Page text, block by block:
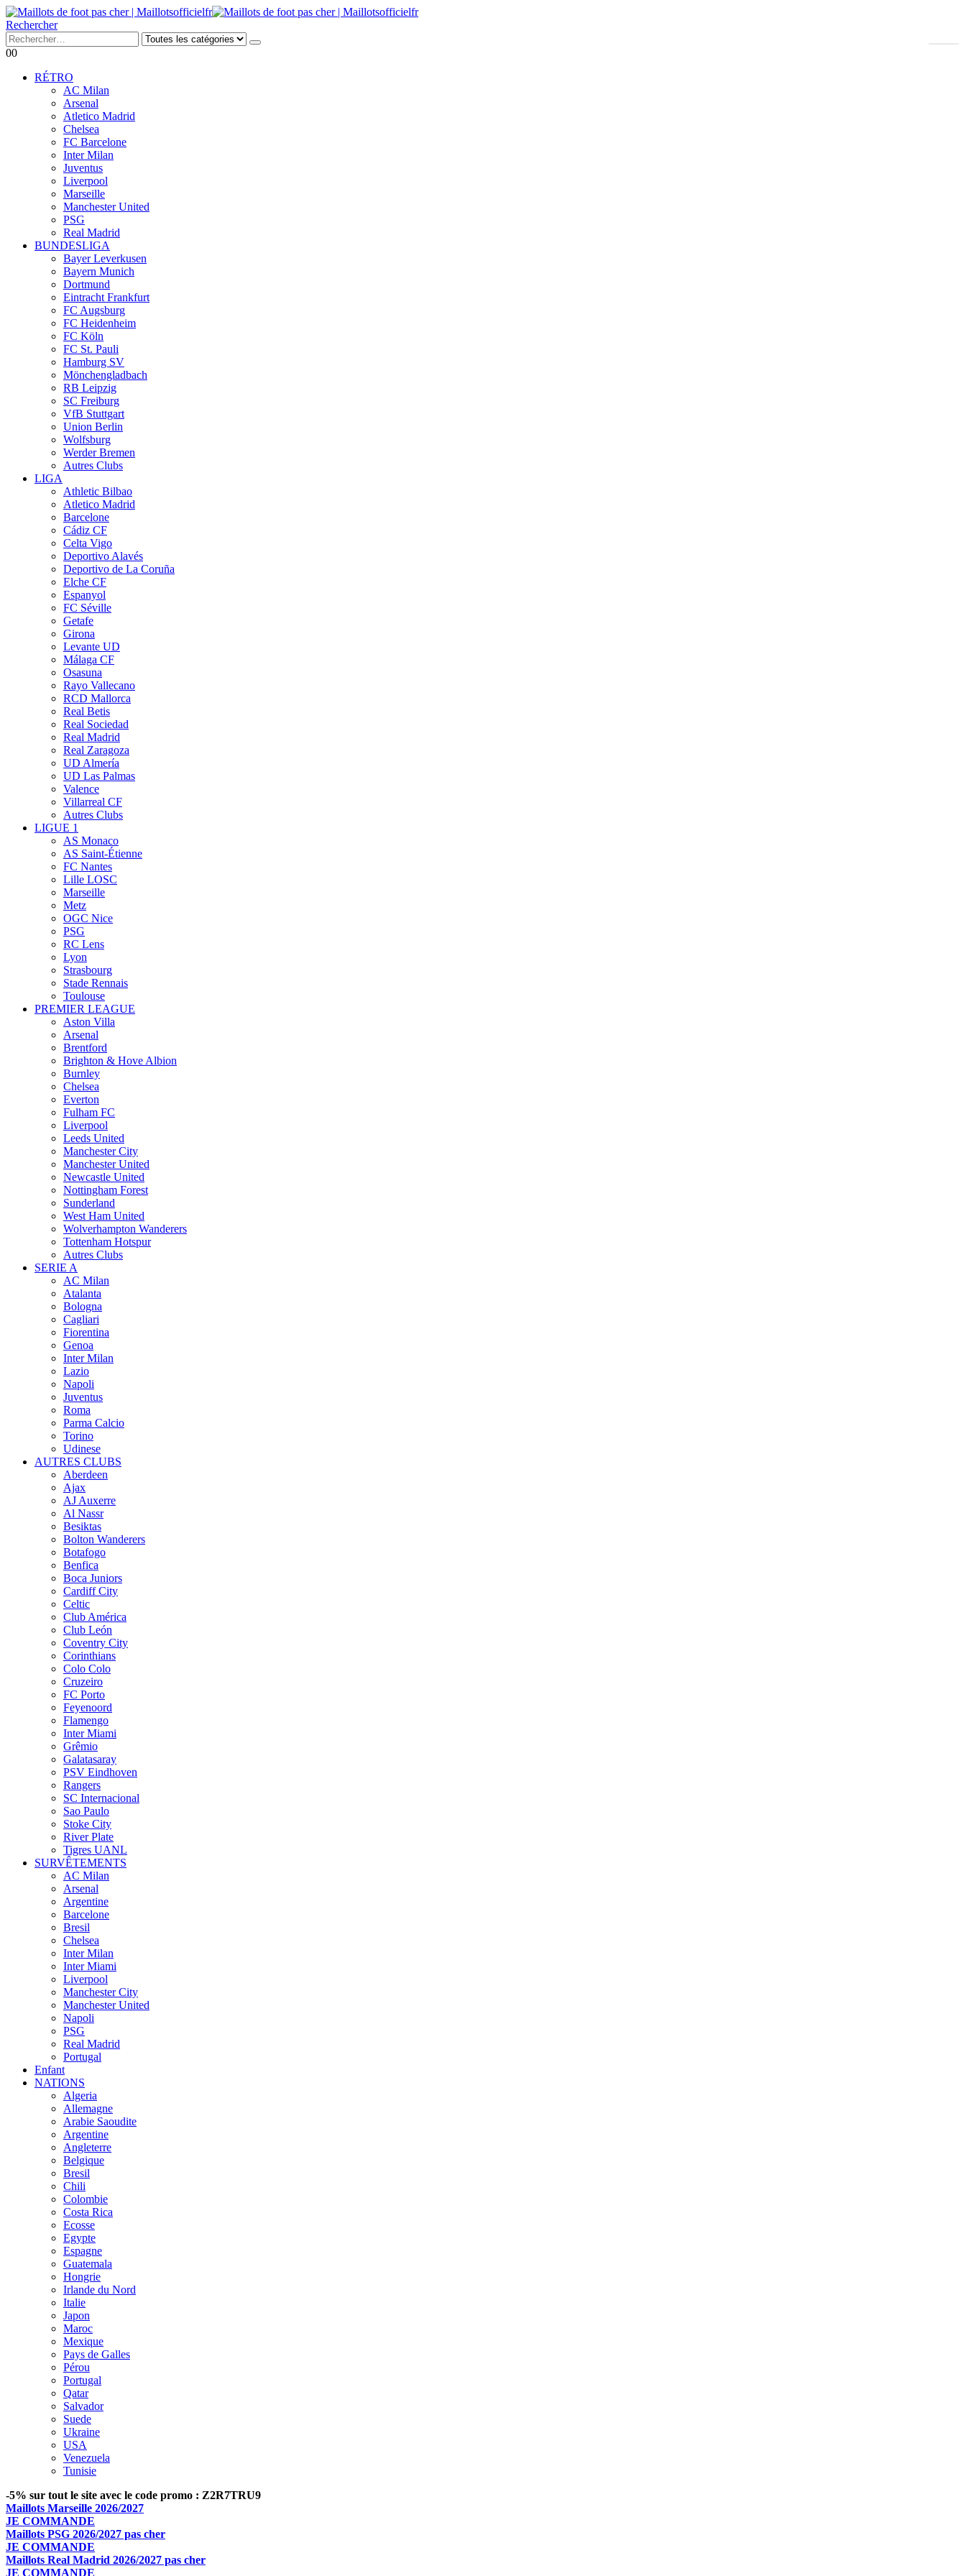
Rechercher
00
RÉTRO
AC Milan
Arsenal
Atletico Madrid
Chelsea
FC Barcelone
Inter Milan
Juventus
Liverpool
Marseille
Manchester United
PSG
Real Madrid
BUNDESLIGA
Bayer Leverkusen
Bayern Munich
Dortmund
Eintracht Frankfurt
FC Augsburg
FC Heidenheim
FC Köln
FC St. Pauli
Hamburg SV
Mönchengladbach
RB Leipzig
SC Freiburg
VfB Stuttgart
Union Berlin
Wolfsburg
Werder Bremen
Autres Clubs
LIGA
Athletic Bilbao
Atletico Madrid
Barcelone
Cádiz CF
Celta Vigo
Deportivo Alavés
Deportivo de La Coruña
Elche CF
Espanyol
FC Séville
Getafe
Girona
Levante UD
Málaga CF
Osasuna
Rayo Vallecano
RCD Mallorca
Real Betis
Real Sociedad
Real Madrid
Real Zaragoza
UD Almería
UD Las Palmas
Valence
Villarreal CF
Autres Clubs
LIGUE 1
AS Monaco
AS Saint-Étienne
FC Nantes
Lille LOSC
Marseille
Metz
OGC Nice
PSG
RC Lens
Lyon
Strasbourg
Stade Rennais
Toulouse
PREMIER LEAGUE
Aston Villa
Arsenal
Brentford
Brighton & Hove Albion
Burnley
Chelsea
Everton
Fulham FC
Liverpool
Leeds United
Manchester City
Manchester United
Newcastle United
Nottingham Forest
Sunderland
West Ham United
Wolverhampton Wanderers
Tottenham Hotspur
Autres Clubs
SERIE A
AC Milan
Atalanta
Bologna
Cagliari
Fiorentina
Genoa
Inter Milan
Lazio
Napoli
Juventus
Roma
Parma Calcio
Torino
Udinese
AUTRES CLUBS
Aberdeen
Ajax
AJ Auxerre
Al Nassr
Besiktas
Bolton Wanderers
Botafogo
Benfica
Boca Juniors
Cardiff City
Celtic
Club América
Club León
Coventry City
Corinthians
Colo Colo
Cruzeiro
FC Porto
Feyenoord
Flamengo
Inter Miami
Grêmio
Galatasaray
PSV Eindhoven
Rangers
SC Internacional
Sao Paulo
Stoke City
River Plate
Tigres UANL
SURVÊTEMENTS
AC Milan
Arsenal
Argentine
Barcelone
Bresil
Chelsea
Inter Milan
Inter Miami
Liverpool
Manchester City
Manchester United
Napoli
PSG
Real Madrid
Portugal
Enfant
NATIONS
Algeria
Allemagne
Arabie Saoudite
Argentine
Angleterre
Belgique
Bresil
Chili
Colombie
Costa Rica
Ecosse
Egypte
Espagne
Guatemala
Hongrie
Irlande du Nord
Italie
Japon
Maroc
Mexique
Pays de Galles
Pérou
Portugal
Qatar
Salvador
Suede
Ukraine
USA
Venezuela
Tunisie
-5% sur tout le site avec le code promo : Z2R7TRU9
Maillots Marseille 2026/2027
JE COMMANDE
Maillots PSG 2026/2027 pas cher
JE COMMANDE
Maillots Real Madrid 2026/2027 pas cher
JE COMMANDE